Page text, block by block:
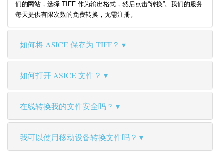
们的网站，选择 TIFF 作为输出格式，然后点击“转换”。我们的服务
每天提供有限次数的免费转换，无需注册。
如何将 ASICE 保存为 TIFF？
如何打开 ASICE 文件？
在线转换我的文件安全吗？
我可以使用移动设备转换文件吗？